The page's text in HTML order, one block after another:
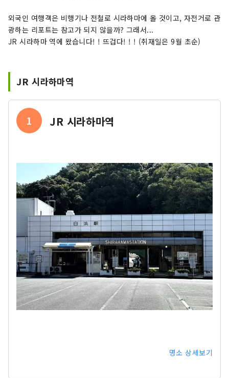
외국인 여행객은 비행기나 전철로 시라하마에 올 것이고, 자전거로 관
광하는 리포트는 참고가 되지 않을까? 그래서...
JR 시라하마 역에 왔습니다! ! 뜨겁다! ! ! (취재일은 9월 초순)
JR 시라하마역
1 JR 시라하마역
명소 상세보기